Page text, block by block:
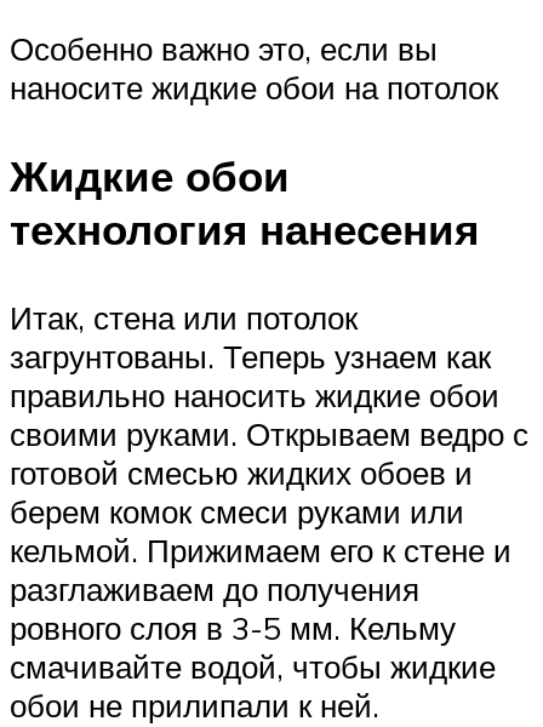
Особенно важно это, если вы
наносите жидкие обои на потолок
Жидкие обои
технология нанесения
Итак, стена или потолок
загрунтованы. Теперь узнаем как
правильно наносить жидкие обои
своими руками. Открываем ведро с
готовой смесью жидких обоев и
берем комок смеси руками или
кельмой. Прижимаем его к стене и
разглаживаем до получения
ровного слоя в 3-5 мм. Кельму
смачивайте водой, чтобы жидкие
обои не прилипали к ней.